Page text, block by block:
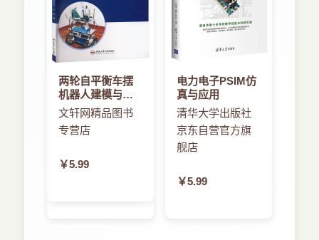
两轮自平衡车摆
机器人建模与控
制方法的研究
文轩网精品图书
专营店
￥5.99
电力电子PSIM仿
真与应用
清华大学出版社
京东自营官方旗
舰店
￥5.99